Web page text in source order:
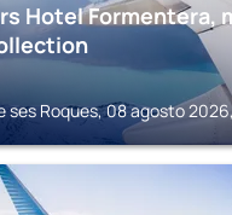
Hotel Formentera,
ses Roques, 08 agosto